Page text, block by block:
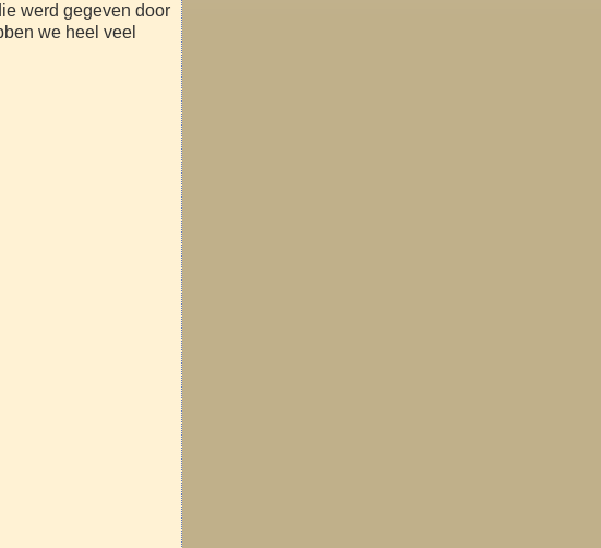
werd gegeven door
we heel veel